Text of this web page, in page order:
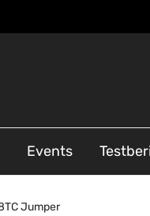
Events
Jumper